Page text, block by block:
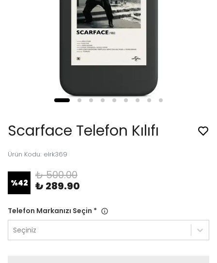
Scarface Telefon Kılıfı
Ürün Kodu: elrk369
%42
₺ 500.00
₺ 289.90
Telefon Markanızı Seçin *
Seçiniz